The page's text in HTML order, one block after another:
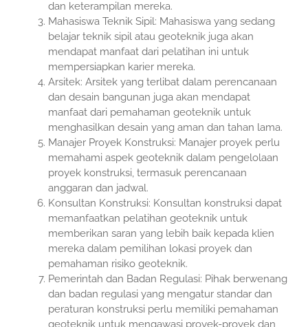
dan keterampilan mereka.
Mahasiswa Teknik Sipil: Mahasiswa yang sedang
belajar teknik sipil atau geoteknik juga akan
mendapat manfaat dari pelatihan ini untuk
mempersiapkan karier mereka.
Arsitek: Arsitek yang terlibat dalam perencanaan
dan desain bangunan juga akan mendapat
manfaat dari pemahaman geoteknik untuk
menghasilkan desain yang aman dan tahan lama.
Manajer Proyek Konstruksi: Manajer proyek perlu
memahami aspek geoteknik dalam pengelolaan
proyek konstruksi, termasuk perencanaan
anggaran dan jadwal.
Konsultan Konstruksi: Konsultan konstruksi dapat
memanfaatkan pelatihan geoteknik untuk
memberikan saran yang lebih baik kepada klien
mereka dalam pemilihan lokasi proyek dan
pemahaman risiko geoteknik.
Pemerintah dan Badan Regulasi: Pihak berwenang
dan badan regulasi yang mengatur standar dan
peraturan konstruksi perlu memiliki pemahaman
geoteknik untuk mengawasi proyek-proyek dan